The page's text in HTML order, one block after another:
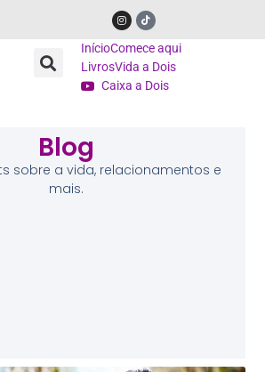
InícioComece aqui
LivrosVida a Dois
Caixa a Dois
Blog
sobre a vida, relacionamentos e
mais.